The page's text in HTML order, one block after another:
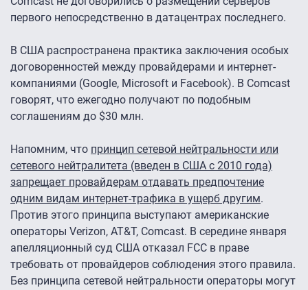
первого непосредственно в датацентрах последнего.
В США распространена практика заключения особых
договоренностей между провайдерами и интернет-
компаниями (Google, Microsoft и Facebook). В Comcast
говорят, что ежегодно получают по подобным
соглашениям до $30 млн.
Напомним, что принцип сетевой нейтральности или
сетевого нейтралитета (введен в США с 2010 года)
запрещает провайдерам отдавать предпочтение
одним видам интернет-трафика в ущерб другим.
Против этого принципа выступают американские
операторы Verizon, AT&T, Comcast. В середине января
апелляционный суд США отказал FCC в праве
требовать от провайдеров соблюдения этого правила.
Без принципа сетевой нейтральности операторы могут